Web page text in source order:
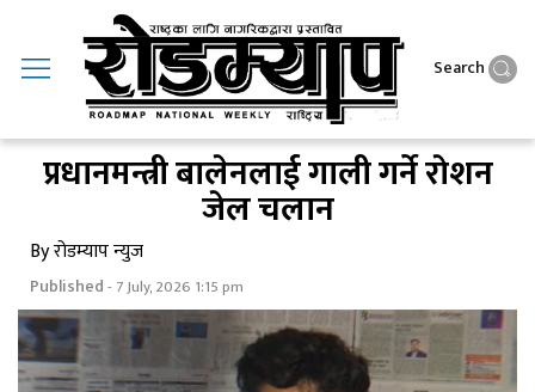
Search
प्रधानमन्त्री बालेनलाई गाली गर्ने राेशन
जेल चलान
By रोडम्याप न्युज
Published- 7 July, 2026 1:15 pm